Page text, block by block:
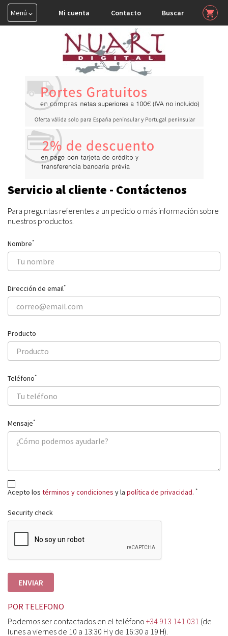
Menú  Mi cuenta Contacto shopping_cart
Buscar
CONSERVACIÓN
PERFILES ICC
Servicio al cliente - Contáctenos
Para preguntas referentes a un pedido o más información sobre
nuestros productos.
Nombre*
Dirección de email*
Producto
Teléfono*
Mensaje*
Acepto los términos y condiciones y la política de privacidad. *
Security check
POR TELEFONO
Podemos ser contactados en el teléfono +34 913 141 031 (de
lunes a viernes de 10 a 13:30 H y de 16:30 a 19 H).